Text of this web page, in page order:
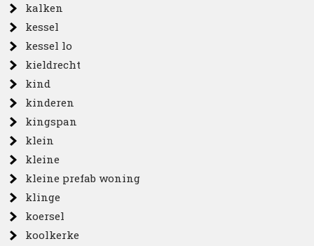
kalken
kessel
kessel lo
kieldrecht
kind
kinderen
kingspan
klein
kleine
kleine prefab woning
klinge
koersel
koolkerke